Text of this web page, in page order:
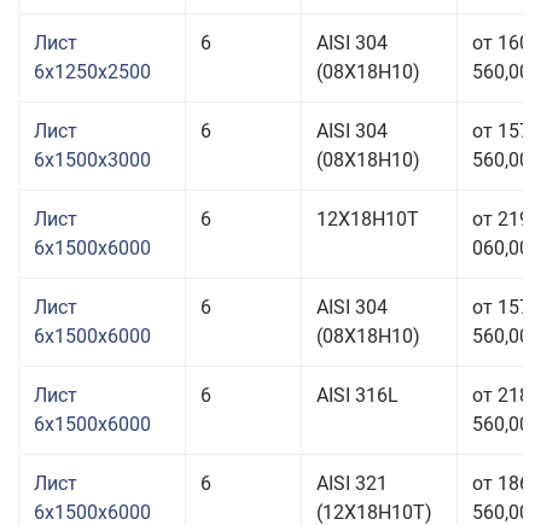
Лист
6x1250x2500
6
AISI 304
(08Х18Н10)
от 160
560,00
Лист
6x1500x3000
6
AISI 304
(08Х18Н10)
от 157
560,00
Лист
6x1500x6000
6 12Х18Н10Т
от 219
060,00
Лист
6x1500x6000
6
AISI 304
(08Х18Н10)
от 157
560,00
Лист
6x1500x6000
6 AISI 316L
от 218
560,00
Лист
6x1500x6000
6
AISI 321
(12Х18Н10Т)
от 186
560,00